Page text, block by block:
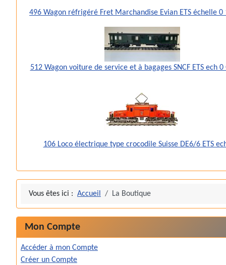
496 Wagon réfrigéré Fret Marchandise Evian ETS échelle 0
512 Wagon voiture de service et à bagages SNCF ETS ech
106 Loco électrique type crocodile Suisse DE6/6 ETS
Vous êtes ici : Accueil La Boutique
Mon Compte
Accéder à mon Compte
Créer un Compte